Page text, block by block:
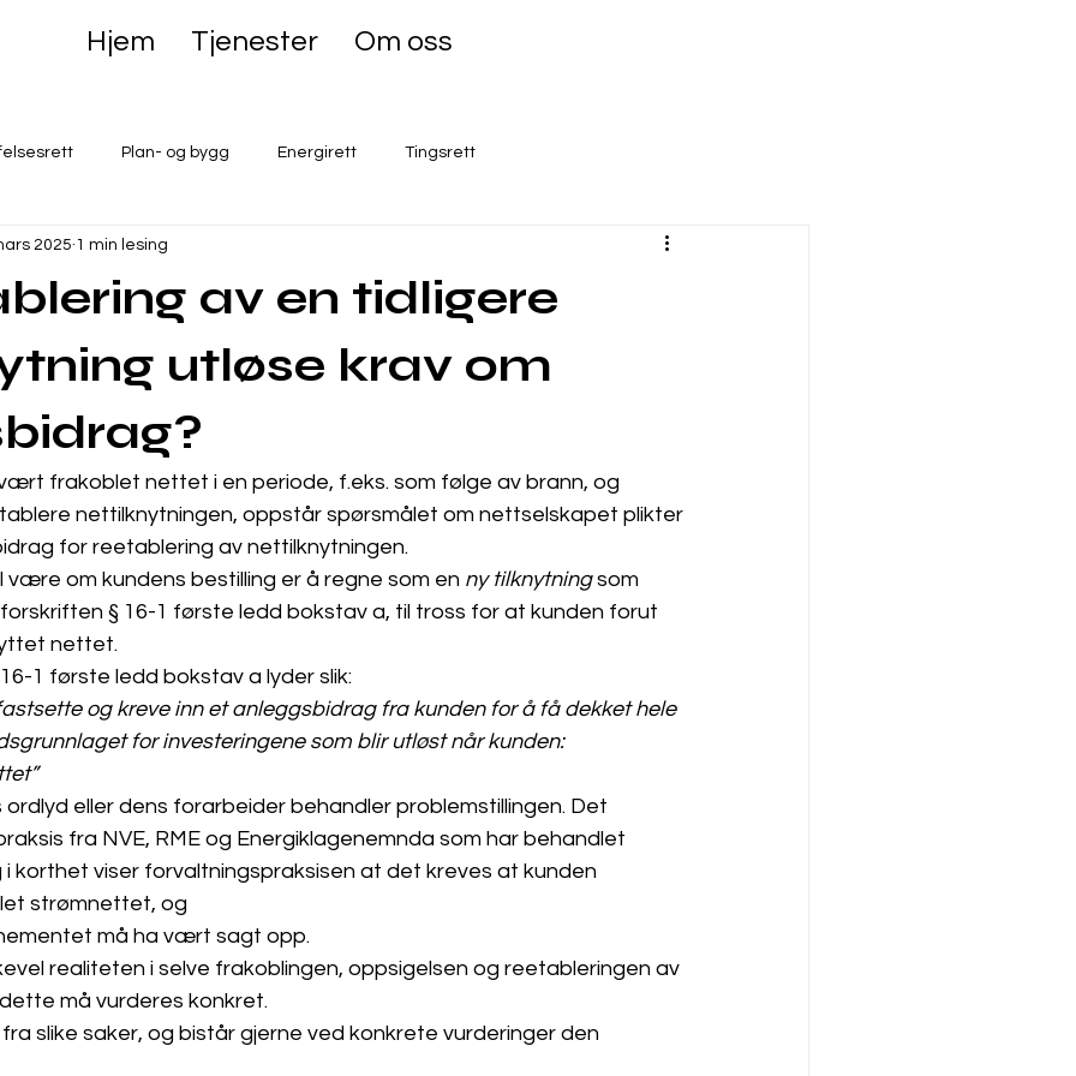
Hjem Tjenester Om oss
Plan- og bygg Energirett Tingsrett
av en tidligere
utløse krav om
2025 1 min lesing
frakoblet nettet i en periode, f.eks. som følge av brann, og
nettilknytningen, oppstår spørsmålet om nettselskapet plikter
for reetablering av nettilknytningen.
være om kundens bestilling er å regne som en ny tilknytning som
§ 16-1 første ledd bokstav a, til tross for at kunden forut
nettet.
1 første ledd bokstav a lyder slik:
og kreve inn et anleggsbidrag fra kunden for å få dekket hele
for investeringene som blir utløst når kunden:
eller dens forarbeider behandler problemstillingen. Det
fra NVE, RME og Energiklagenemnda som har behandlet
i korthet viser forvaltningspraksisen at det kreves at kunden
strømnettet, og
må ha vært sagt opp.
realiteten i selve frakoblingen, oppsigelsen og reetableringen av
må vurderes konkret.
fra slike saker, og bistår gjerne ved konkrete vurderinger den